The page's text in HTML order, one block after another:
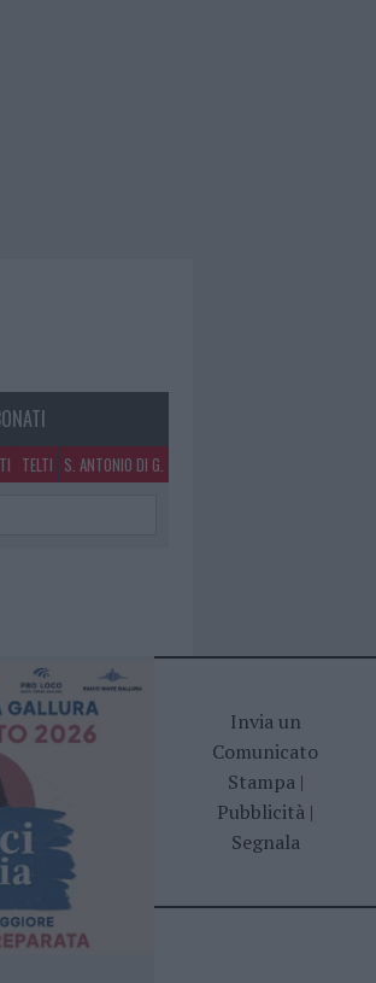
TELTI S. ANTONIO DI G.
Invia un
Comunicato
Stampa|
Pubblicità |
Segnala